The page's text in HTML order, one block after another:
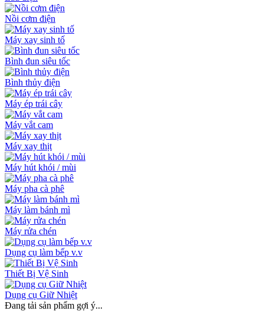
Nồi cơm điện
Máy xay sinh tố
Bình đun siêu tốc
Bình thủy điện
Máy ép trái cây
Máy vắt cam
Máy xay thịt
Máy hút khói / mùi
Máy pha cà phê
Máy làm bánh mì
Máy rửa chén
Dụng cụ làm bếp v.v
Thiết Bị Vệ Sinh
Dụng cụ Giữ Nhiệt
Đang tải sản phẩm gợi ý...